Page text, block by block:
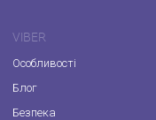
VIBER
Особливості
Блог
Безпека